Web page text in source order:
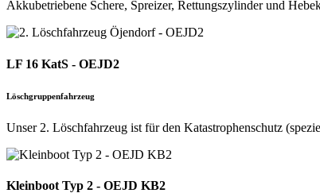
Akkubetriebene Schere, Spreizer, Rettungszylinder und
LF 16 KatS - OEJD2
Löschgruppenfahrzeug
Unser 2. Löschfahrzeug ist für den Katastrophenschutz
Kleinboot Typ 2 - OEJD KB2